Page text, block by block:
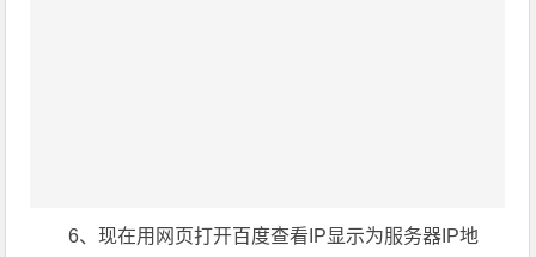
6、现在用网页打开百度查看IP显示为服务器IP地